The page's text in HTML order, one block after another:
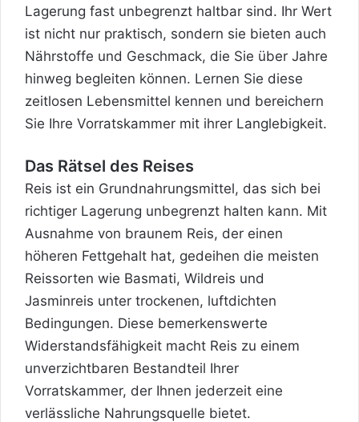
Lagerung fast unbegrenzt haltbar sind. Ihr Wert
ist nicht nur praktisch, sondern sie bieten auch
Nährstoffe und Geschmack, die Sie über Jahre
hinweg begleiten können. Lernen Sie diese
zeitlosen Lebensmittel kennen und bereichern
Sie Ihre Vorratskammer mit ihrer Langlebigkeit.
Das Rätsel des Reises
Reis ist ein Grundnahrungsmittel, das sich bei
richtiger Lagerung unbegrenzt halten kann. Mit
Ausnahme von braunem Reis, der einen
höheren Fettgehalt hat, gedeihen die meisten
Reissorten wie Basmati, Wildreis und
Jasminreis unter trockenen, luftdichten
Bedingungen. Diese bemerkenswerte
Widerstandsfähigkeit macht Reis zu einem
unverzichtbaren Bestandteil Ihrer
Vorratskammer, der Ihnen jederzeit eine
verlässliche Nahrungsquelle bietet.